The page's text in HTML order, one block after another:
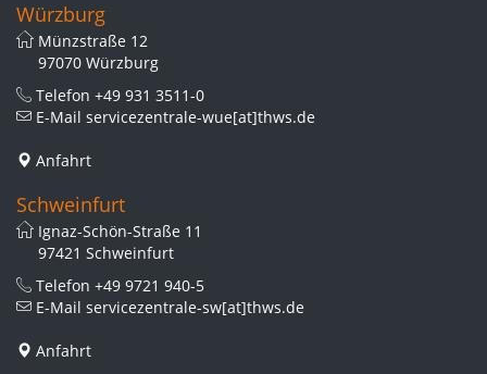
Würzburg
Münzstraße 12
97070 Würzburg
Telefon +49 931 3511-0
E-Mail servicezentrale-wue[at]thws.de
Anfahrt
Schweinfurt
Ignaz-Schön-Straße 11
97421 Schweinfurt
Telefon +49 9721 940-5
E-Mail servicezentrale-sw[at]thws.de
Anfahrt